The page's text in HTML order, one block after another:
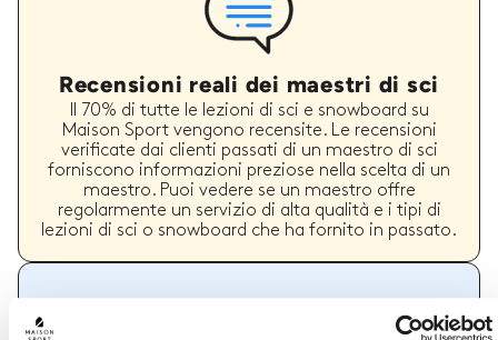
Recensioni reali dei maestri di sci
Il 70% di tutte le lezioni di sci e snowboard su
Maison Sport vengono recensite. Le recensioni
verificate dai clienti passati di un maestro di sci
forniscono informazioni preziose nella scelta di un
maestro. Puoi vedere se un maestro offre
regolarmente un servizio di alta qualità e i tipi di
lezioni di sci o snowboard che ha fornito in passato.